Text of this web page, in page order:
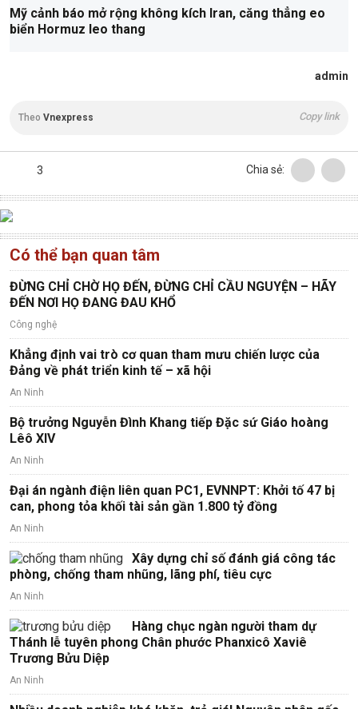
Mỹ cảnh báo mở rộng không kích Iran, căng thẳng eo
biển Hormuz leo thang
admin
Theo Vnexpress Copy link
3 Chia sẻ:
Có thể bạn quan tâm
ĐỪNG CHỈ CHỜ HỌ ĐẾN, ĐỪNG CHỈ CẦU NGUYỆN – HÃY
ĐẾN NƠI HỌ ĐANG ĐAU KHỔ
Công nghệ
Khẳng định vai trò cơ quan tham mưu chiến lược của
Đảng về phát triển kinh tế – xã hội
An Ninh
Bộ trưởng Nguyễn Đình Khang tiếp Đặc sứ Giáo hoàng
Lêô XIV
An Ninh
Đại án ngành điện liên quan PC1, EVNNPT: Khởi tố 47 bị
can, phong tỏa khối tài sản gần 1.800 tỷ đồng
An Ninh
Xây dựng chỉ số đánh giá công tác
phòng, chống tham nhũng, lãng phí, tiêu cực
An Ninh
Hàng chục ngàn người tham dự
Thánh lễ tuyên phong Chân phước Phanxicô Xaviê
Trương Bửu Diệp
An Ninh